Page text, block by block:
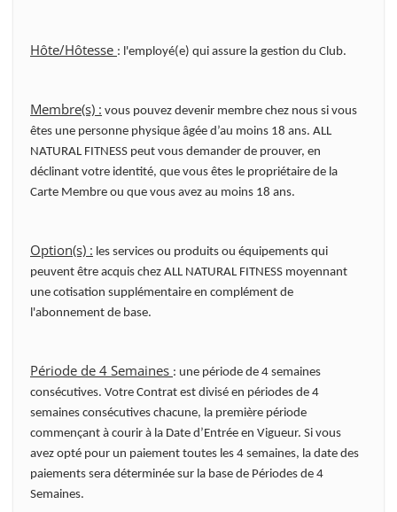
Hôte/Hôtesse : l'employé(e) qui assure la gestion du Club.
Membre(s) : vous pouvez devenir membre chez nous si vous
êtes une personne physique âgée d’au moins 18 ans. ALL
NATURAL FITNESS peut vous demander de prouver, en
déclinant votre identité, que vous êtes le propriétaire de la
Carte Membre ou que vous avez au moins 18 ans.
Option(s) : les services ou produits ou équipements qui
peuvent être acquis chez ALL NATURAL FITNESS moyennant
une cotisation supplémentaire en complément de
l'abonnement de base.
Période de 4 Semaines : une période de 4 semaines
consécutives. Votre Contrat est divisé en périodes de 4
semaines consécutives chacune, la première période
commençant à courir à la Date d’Entrée en Vigueur. Si vous
avez opté pour un paiement toutes les 4 semaines, la date des
paiements sera déterminée sur la base de Périodes de 4
Semaines.